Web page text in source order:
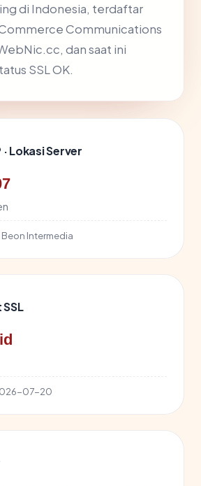
di Indonesia, terdaftar
Communications
dan saat ini
SSL OK.
Lokasi Server
Beon Intermedia
07-20